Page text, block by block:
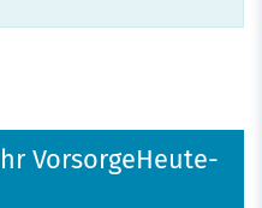
VorsorgeHeute-